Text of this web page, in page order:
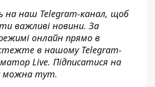
на наш Telegram-канал, щоб
важливі новини. За
онлайн прямо в
в нашому Telegram-
Live. Підписатися на
можна тут.